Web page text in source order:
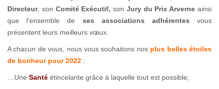
Directeur, son Comité Exécutif,son Jury du Prix Arverne ainsi
que l’ensemble de ses associations adhérentes vous
présentent leurs meilleurs vœux.
A chacun de vous, nous vous souhaitons nos plus belles étoiles
de bonheur pour 2022 :
…Une Santé étincelante grâce à laquelle tout est possible;